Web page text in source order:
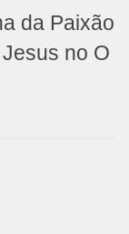
da Paixão
no O